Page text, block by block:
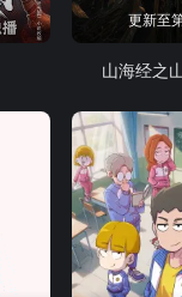
更新至
山海经之